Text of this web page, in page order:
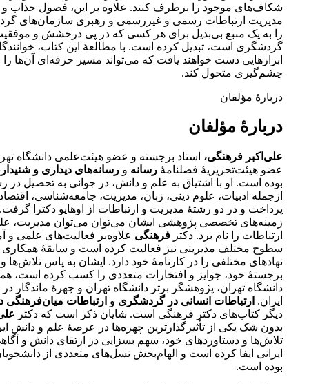
شکاف‌های موجود را برطرف کنند. علاوه بر این، فصول جذاب و
مدیریت ارتباطات رسمی و غیررسمی و رهبری سازمان‌های
را به یک منبع بی‌بدیل برای هر کسی که در پی درخشش و
گردشگری است، تبدیل کرده است. با مطالعۀ این کتاب،
ابزارهایی دست خواهند یافت که می‌تواند مسیر حرفه‌ای آن‌ها
چشم‌گیری متحول کند.
دربارۀ مؤلفان
دربارۀ مؤلفان
علی‌اکبر فرهنگی، استاد برجسته و عضو هیئت‌علمی دانشگاه
عضو هیئت‌تحریریۀ فصلنامۀ رسانه و رسانه‌های دیداری و
بوده است. او با اشتیاق به علم و دانش، در جوانی به تحصیل در
ازجمله ادبیات، علوم دینی، زبان، مدیریت، جامعه‌شناسی،
پرداخت و در دو رشتۀ مدیریت و ارتباطات از اوهایو دکترا
زمینه‌های تخصصی پژوهشی ایشان می‌توان می‌توان مدیریت،
ارتباطات را نام برد. دکتر فرهنگی علاوه‌بر فعالیت‌های علمی و
سطوح مختلف مدیریتی نیز فعالیت کرده است و سابقۀ همکاری
نهادهای مختلفی را در کارنامۀ خود دارد. ایشان به پاس تلاش‌ها
برجستۀ خود، جوایز و افتخارات متعددی را کسب کرده است،
دانشگاه تهران، پژوهشگر برتر دانشگاه تهران و چهرۀ ماندگار
ایران. ارتباطات انسانی در گردشگری و ارتباطات
دیگر کتاب‌های دکتر فرهنگی است. شایان ذکر است که دکتر
بدون شک یکی از تأثیرگذارترین چهره‌ها در عرصۀ علم و دانش
تلاش‌ها و دستاوردهای خود، سهم بسزایی در ارتقای دانش و
ایرانی ایفا کرده است و الهام‌بخش نسل‌های متعددی از
بوده است.